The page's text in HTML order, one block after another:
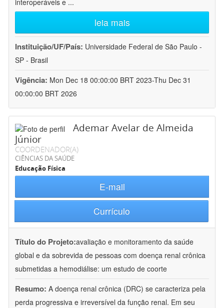
interoperáveis e ...
leia mais
Instituição/UF/País: Universidade Federal de São Paulo -
SP - Brasil
Vigência: Mon Dec 18 00:00:00 BRT 2023-Thu Dec 31
00:00:00 BRT 2026
Ademar Avelar de Almeida
Júnior
COORDENADOR(A)
CIÊNCIAS DA SAÚDE
Educação Física
E-mail
Currículo
Título do Projeto:avaliação e monitoramento da saúde
global e da sobrevida de pessoas com doença renal crônica
submetidas a hemodiálise: um estudo de coorte
Resumo: A doença renal crônica (DRC) se caracteriza pela
perda progressiva e irreversível da função renal. Em seu